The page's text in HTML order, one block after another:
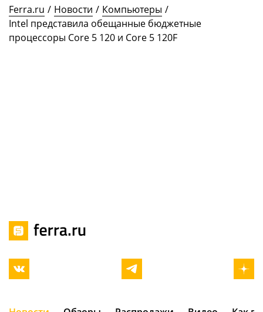
Ferra.ru / Новости / Компьютеры /
Intel представила обещанные бюджетные
процессоры Core 5 120 и Core 5 120F